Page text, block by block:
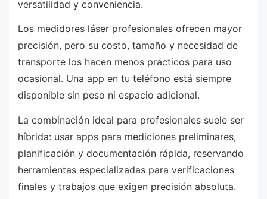
versatilidad y conveniencia.
Los medidores láser profesionales ofrecen mayor
precisión, pero su costo, tamaño y necesidad de
transporte los hacen menos prácticos para uso
ocasional. Una app en tu teléfono está siempre
disponible sin peso ni espacio adicional.
La combinación ideal para profesionales suele ser
híbrida: usar apps para mediciones preliminares,
planificación y documentación rápida, reservando
herramientas especializadas para verificaciones
finales y trabajos que exigen precisión absoluta.